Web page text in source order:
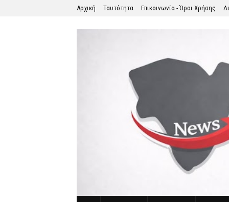
Αρχική Ταυτότητα Επικοινωνία - Όροι Χρήσης